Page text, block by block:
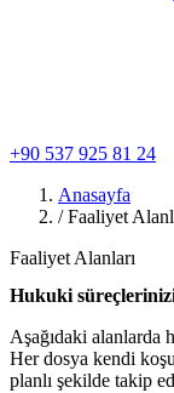
+90 537 925 81 24
Anasayfa
/ Faaliyet
Faaliyet Alanları
Hukuki
Aşağıdaki alanlarda
Her dosya kendi
planlı şekilde takip